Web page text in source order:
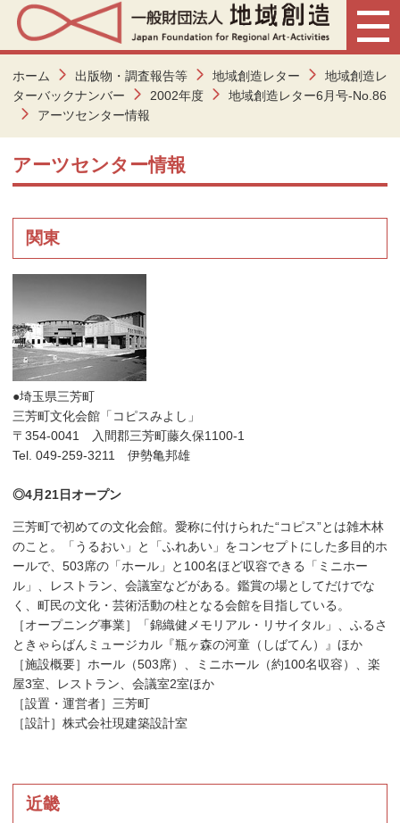
ホーム 出版物・調査報告等 地域創造レター
地域創造レ
ターバックナンバー
2002年度
地域創造レター6月号-No.86
アーツセンター情報
アーツセンター情報
関東
●埼玉県三芳町
三芳町文化会館「コピスみよし」
〒354-0041 入間郡三芳町藤久保1100-1
Tel. 049-259-3211 伊勢亀邦雄
◎4月21日オープン
三芳町で初めての文化会館。愛称に付けられた“コピス”とは雑木林
のこと。「うるおい」と「ふれあい」をコンセプトにした多目的ホ
ールで、503席の「ホール」と100名ほど収容できる「ミニホー
ル」、レストラン、会議室などがある。鑑賞の場としてだけでな
く、町民の文化・芸術活動の柱となる会館を目指している。
［オープニング事業］「錦織健メモリアル・リサイタル」、ふるさ
ときゃらばんミュージカル『瓶ヶ森の河童（しばてん）』ほか
［施設概要］ホール（503席）、ミニホール（約100名収容）、楽
屋3室、レストラン、会議室2室ほか
［設置・運営者］三芳町
［設計］株式会社現建築設計室
近畿